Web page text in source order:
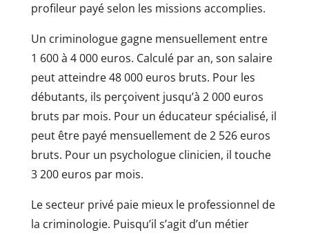
profileur payé selon les missions accomplies.
Un criminologue gagne mensuellement entre
1 600 à 4 000 euros. Calculé par an, son salaire
peut atteindre 48 000 euros bruts. Pour les
débutants, ils perçoivent jusqu’à 2 000 euros
bruts par mois. Pour un éducateur spécialisé, il
peut être payé mensuellement de 2 526 euros
bruts. Pour un psychologue clinicien, il touche
3 200 euros par mois.
Le secteur privé paie mieux le professionnel de
la criminologie. Puisqu’il s’agit d’un métier